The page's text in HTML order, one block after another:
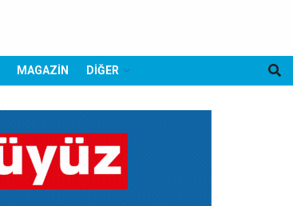
MAGAZİN DİĞER